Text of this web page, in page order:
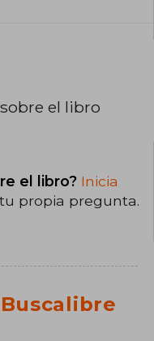
el libro
el libro? Inicia
propia pregunta.